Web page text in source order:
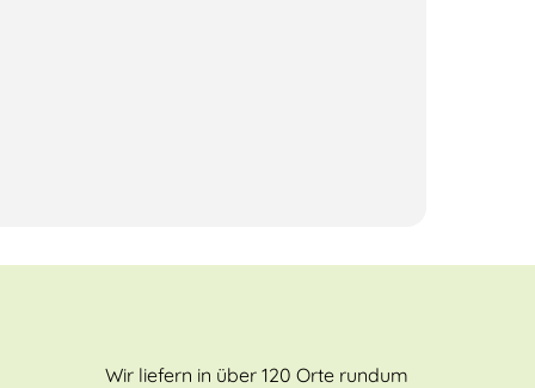
Wir liefern in über 120 Orte rundum